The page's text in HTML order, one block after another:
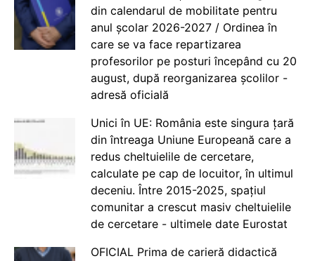
din calendarul de mobilitate pentru
anul școlar 2026-2027 / Ordinea în
care se va face repartizarea
profesorilor pe posturi începând cu 20
august, după reorganizarea școlilor -
adresă oficială
Unici în UE: România este singura țară
din întreaga Uniune Europeană care a
redus cheltuielile de cercetare,
calculate pe cap de locuitor, în ultimul
deceniu. Între 2015-2025, spațiul
comunitar a crescut masiv cheltuielile
de cercetare - ultimele date Eurostat
OFICIAL Prima de carieră didactică